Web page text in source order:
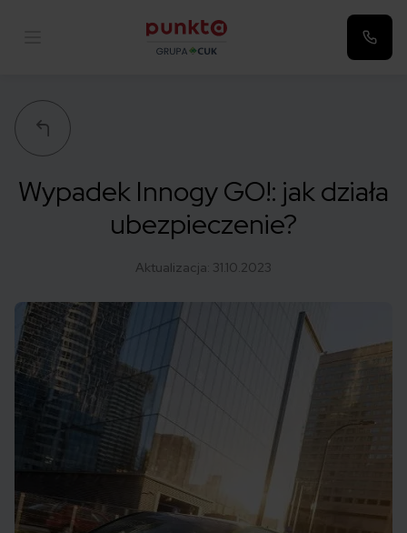
Wypadek Innogy GO!: jak działa
ubezpieczenie?
Aktualizacja: 31.10.2023